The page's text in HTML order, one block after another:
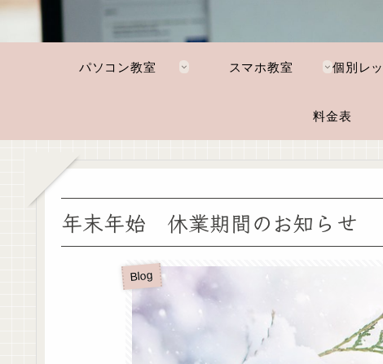
パソコン教室 スマホ教室
料金表
年末年始 休業期間のお知らせ
Blog